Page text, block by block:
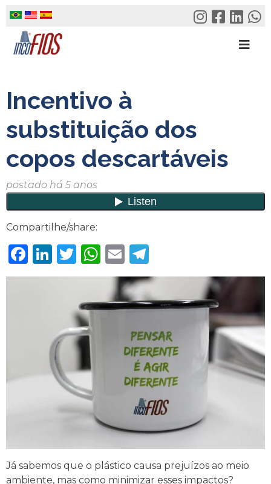
content
Incentivo à
substituição dos
copos descartáveis
postado há 5 anos
Compartilhe/share:
Facebook
LinkedIn
Twitter
WhatsApp
Email
Já sabemos que o plástico causa prejuízos ao meio
ambiente, mas como minimizar esses impactos?